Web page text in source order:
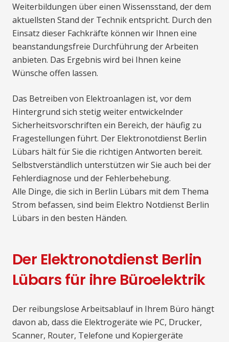
Weiterbildungen über einen Wissensstand, der dem
aktuellsten Stand der Technik entspricht. Durch den
Einsatz dieser Fachkräfte können wir Ihnen eine
beanstandungsfreie Durchführung der Arbeiten
anbieten. Das Ergebnis wird bei Ihnen keine
Wünsche offen lassen.
Das Betreiben von Elektroanlagen ist, vor dem
Hintergrund sich stetig weiter entwickelnder
Sicherheitsvorschriften ein Bereich, der häufig zu
Fragestellungen führt. Der Elektronotdienst Berlin
Lübars hält für Sie die richtigen Antworten bereit.
Selbstverständlich unterstützen wir Sie auch bei der
Fehlerdiagnose und der Fehlerbehebung.
Alle Dinge, die sich in Berlin Lübars mit dem Thema
Strom befassen, sind beim Elektro Notdienst Berlin
Lübars in den besten Händen.
Der Elektronotdienst Berlin
Lübars für ihre Büroelektrik
Der reibungslose Arbeitsablauf in Ihrem Büro hängt
davon ab, dass die Elektrogeräte wie PC, Drucker,
Scanner, Router, Telefone und Kopiergeräte